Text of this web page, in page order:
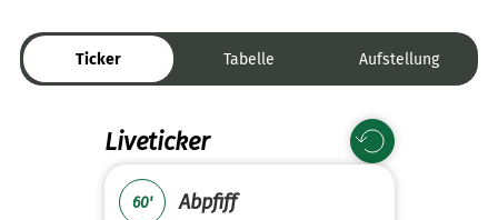
Ticker Tabelle Aufstellung
Liveticker
60'
Abpfiff